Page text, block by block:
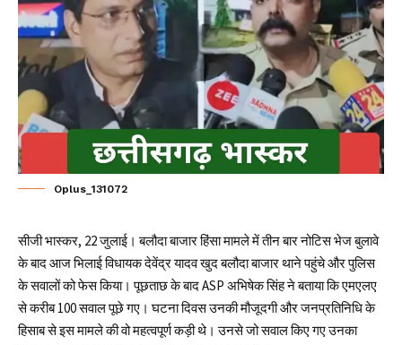
Oplus_131072
सीजी भास्कर, 22 जुलाई। बलौदा बाजार हिंसा मामले में तीन बार नोटिस भेज बुलावे
के बाद आज भिलाई विधायक देवेंद्र यादव खुद बलौदा बाजार थाने पहुंचे और पुलिस
के सवालों को फेस किया। पूछताछ के बाद ASP अभिषेक सिंह ने बताया कि एमएलए
से करीब 100 सवाल पूछे गए। घटना दिवस उनकी मौजूदगी और जनप्रतिनिधि के
हिसाब से इस मामले की‌ वो महत्वपूर्ण कड़ी थे। उनसे जो सवाल किए गए उनका